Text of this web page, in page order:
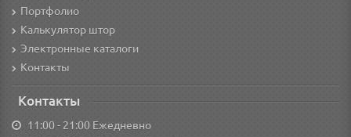
Портфолио
Калькулятор штор
Электронные каталоги
Контакты
Контакты
11:00 - 21:00 Ежедневно